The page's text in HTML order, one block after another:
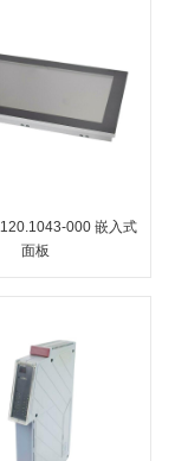
000 嵌入式
面板